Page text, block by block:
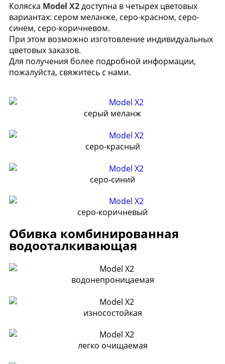
Коляска Model X2доступна в четырех цветовых
вариантах: сером меланже, серо-красном, серо-
синем, серо-коричневом.
При этом возможно изготовление индивидуальных
цветовых заказов.
Для получения более подробной информации,
пожалуйста, свяжитесь с нами.
серый меланж
серо-красный
серо-синий
серо-коричневый
Обивка комбинированная
водооталкивающая
водонепроницаемая
износостойкая
легко очищаемая